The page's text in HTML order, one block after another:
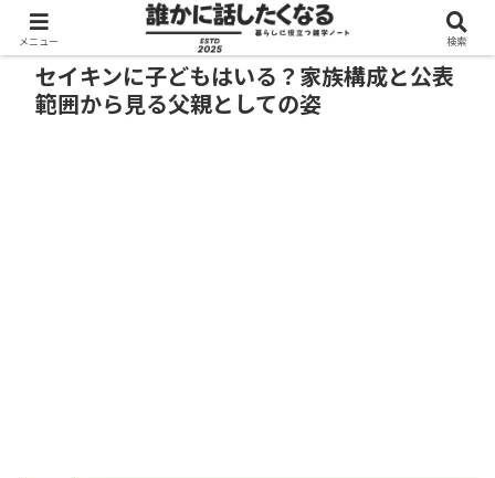
セイキンに子どもはいる？家族構成と公表
範囲から見る父親としての姿
メニュー 検索